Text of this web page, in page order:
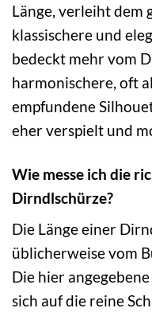
Länge, verleiht
klassischere und
bedeckt mehr vom
harmonischere, oft
empfundene
eher verspielt und
Wie messe ich die
Dirndlschürze?
Die Länge einer
üblicherweise vom
Die hier
sich auf die reine